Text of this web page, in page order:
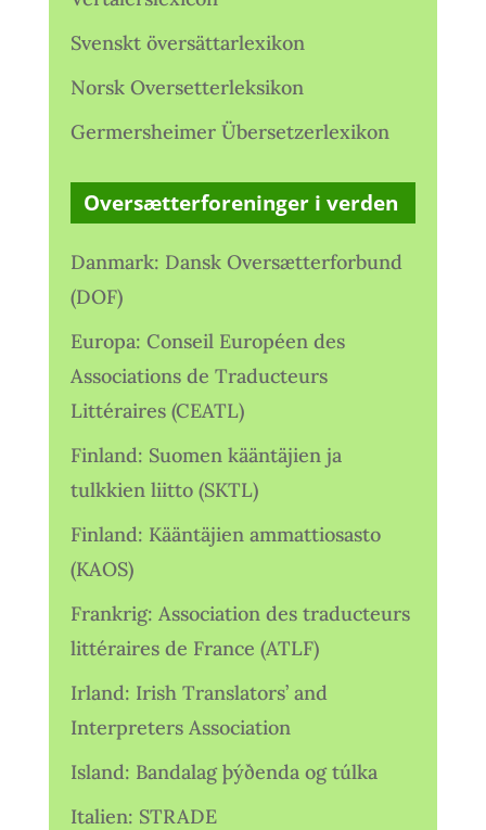
Svenskt översättarlexikon
Norsk Oversetterleksikon
Germersheimer Übersetzerlexikon
Oversætterforeninger i verden
Danmark: Dansk Oversætterforbund
(DOF)
Europa: Conseil Européen des
Associations de Traducteurs
Littéraires (CEATL)
Finland: Suomen kääntäjien ja
tulkkien liitto (SKTL)
Finland: Kääntäjien ammattiosasto
(KAOS)
Frankrig: Association des traducteurs
littéraires de France (ATLF)
Irland: Irish Translators’ and
Interpreters Association
Island: Bandalag þýðenda og túlka
Italien: STRADE